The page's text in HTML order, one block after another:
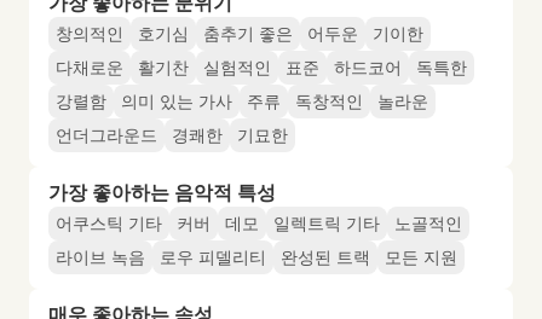
창의적인 호기심 춤추기 좋은 어두운
기이한
다채로운
활기찬 실험적인 표준 하드코어
독특한
강렬함
의미 있는 가사 주류 독창적인
놀라운
언더그라운드
경쾌한 기묘한
가장 좋아하는 음악적 특성
어쿠스틱 기타 커버 데모 일렉트릭 기타
노골적인
라이브 녹음
로우 피델리티 완성된 트랙 모든 지원